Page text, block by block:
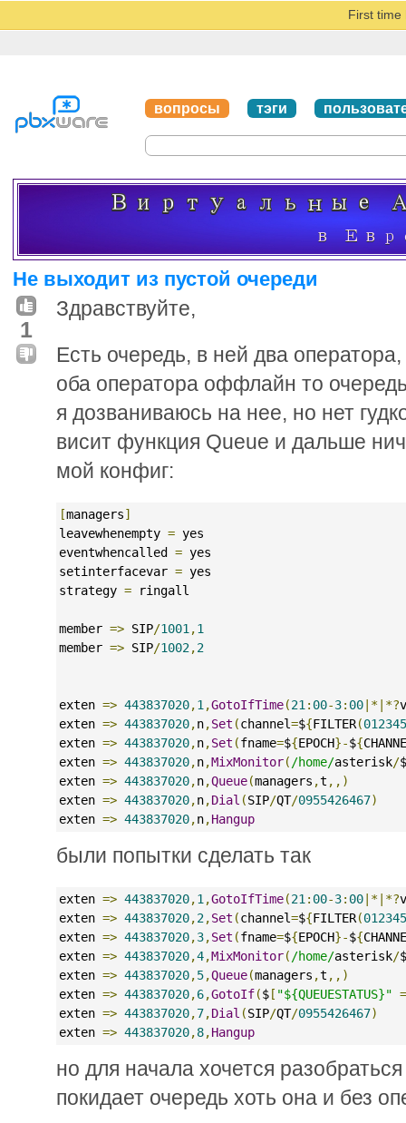
First time
вопросы тэги
Не выходит из пустой очереди
1
Здравствуйте,
Есть очередь, в ней два
оба оператора оффлайн то
я дозваниваюсь на нее, но нет
висит функция Queue и дальше
мой конфиг:
[managers]
leavewhenempty = yes
eventwhencalled = yes
setinterfacevar = yes
strategy = ringall
member => SIP/1001 ,1
member => SIP/1002,2
exten => 443837020,1 ,GotoIfTime(21 : 00-3: 00|*|*?
exten => 443837020,n,Set (channel=${FILTER(
exten => 443837020,n,Set (fname=${EPOCH}-${
exten => 443837020,n,MixMonitor( /home/asterisk/$
exten => 443837020,n,Queue(managers ,t ,,)
exten => 443837020,n,Dial (SIP/QT/0955426467)
exten => 443837020,n,Hangup
были попытки сделать так
exten => 443837020,1 ,GotoIfTime(21 : 00-3: 00|*|*?
exten => 443837020,2,Set (channel=${FILTER(
exten => 443837020,3,Set (fname=${EPOCH}-${
exten => 443837020,4,MixMonitor( /home/asterisk/$
exten => 443837020,5,Queue(managers ,t ,,)
exten => 443837020,6,GotoIf($[ "${QUEUESTATUS}" =
exten => 443837020,7,Dial (SIP/QT/0955426467)
exten => 443837020,8,Hangup
но для начала хочется
покидает очередь хоть она и без